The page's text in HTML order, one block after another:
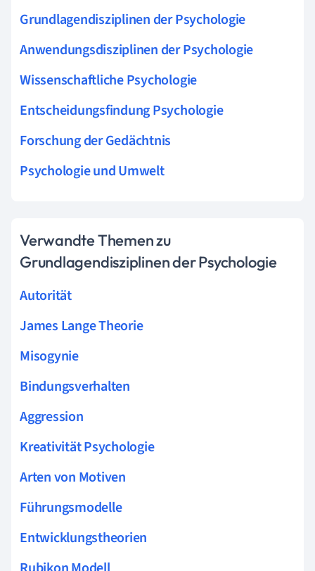
Grundlagendisziplinen der Psychologie
Anwendungsdisziplinen der Psychologie
Wissenschaftliche Psychologie
Entscheidungsfindung Psychologie
Forschung der Gedächtnis
Psychologie und Umwelt
Verwandte Themen zu
Grundlagendisziplinen der Psychologie
Autorität
James Lange Theorie
Misogynie
Bindungsverhalten
Aggression
Kreativität Psychologie
Arten von Motiven
Führungsmodelle
Entwicklungstheorien